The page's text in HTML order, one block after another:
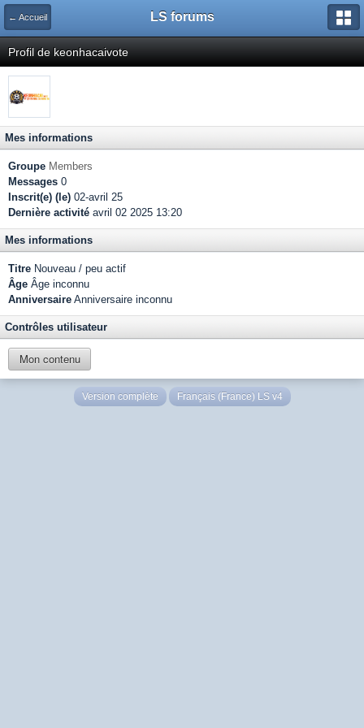
← Accueil LS forums
Profil de keonhacaivote
Mes informations
Groupe Members
Messages 0
Inscrit(e) (le) 02-avril 25
Dernière activité avril 02 2025 13:20
Mes informations
Titre Nouveau / peu actif
Âge Âge inconnu
Anniversaire Anniversaire inconnu
Contrôles utilisateur
Mon contenu
Version complète Français (France) LS v4